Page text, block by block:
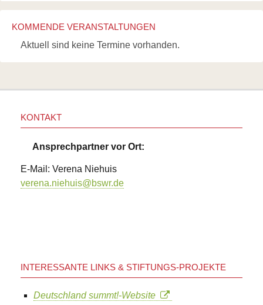
KOMMENDE VERANSTALTUNGEN
Aktuell sind keine Termine vorhanden.
KONTAKT
Ansprechpartner vor Ort:
E-Mail: Verena Niehuis
verena.niehuis@bswr.de
INTERESSANTE LINKS & STIFTUNGS-PROJEKTE
Deutschland summt!-Website